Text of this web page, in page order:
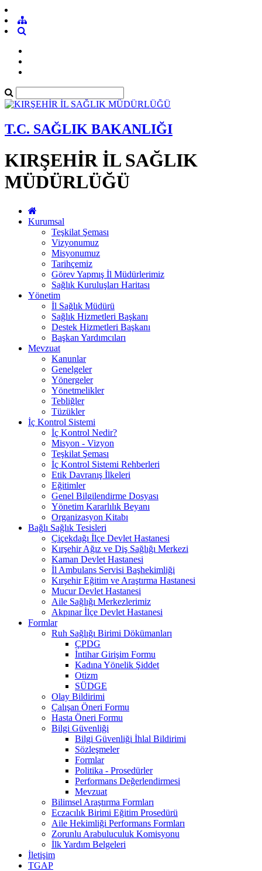
T.C. SAĞLIK BAKANLIĞI
KIRŞEHİR İL SAĞLIK
MÜDÜRLÜĞÜ
Kurumsal
Teşkilat Şeması
Vizyonumuz
Misyonumuz
Tarihçemiz
Görev Yapmış İl Müdürlerimiz
Sağlık Kuruluşları Haritası
Yönetim
İl Sağlık Müdürü
Sağlık Hizmetleri Başkanı
Destek Hizmetleri Başkanı
Başkan Yardımcıları
Mevzuat
Kanunlar
Genelgeler
Yönergeler
Yönetmelikler
Tebliğler
Tüzükler
İç Kontrol Sistemi
İç Kontrol Nedir?
Misyon - Vizyon
Teşkilat Şeması
İç Kontrol Sistemi Rehberleri
Etik Davranış İlkeleri
Eğitimler
Genel Bilgilendirme Dosyası
Yönetim Kararlılık Beyanı
Organizasyon Kitabı
Bağlı Sağlık Tesisleri
Çiçekdağı İlçe Devlet Hastanesi
Kırşehir Ağız ve Diş Sağlığı Merkezi
Kaman Devlet Hastanesi
İl Ambulans Servisi Başhekimliği
Kırşehir Eğitim ve Araştırma Hastanesi
Mucur Devlet Hastanesi
Aile Sağlığı Merkezlerimiz
Akpınar İlçe Devlet Hastanesi
Formlar
Ruh Sağlığı Birimi Dökümanları
ÇPDG
İntihar Girişim Formu
Kadına Yönelik Şiddet
Otizm
SÜDGE
Olay Bildirimi
Çalışan Öneri Formu
Hasta Öneri Formu
Bilgi Güvenliği
Bilgi Güvenliği İhlal Bildirimi
Sözleşmeler
Formlar
Politika - Prosedürler
Performans Değerlendirmesi
Mevzuat
Bilimsel Araştırma Formları
Eczacılık Birimi Eğitim Prosedürü
Aile Hekimliği Performans Formları
Zorunlu Arabuluculuk Komisyonu
İlk Yardım Belgeleri
İletişim
TGAP